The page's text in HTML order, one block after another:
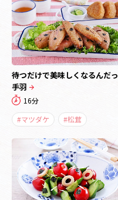
待つだけで美味しくなるんだっ
手羽
16分
#マツダケ
#松茸